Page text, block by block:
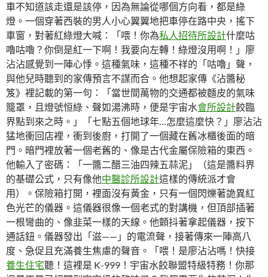
車不知道該走還是該停，因為無論從哪個方向看，都是綠
燈。一個穿著西裝的男人小心翼翼地把車停在路中央，搖下
車窗，對著紅綠燈大喊：「喂！你為私人招待所設計什麼咕
嚕咕嚕？你倒是紅一下啊！我要向左轉！綠燈沒用啊！」廖
沾沾感覺到一陣心悸。這種氣味，這種不祥的「咕嚕」聲，
與他兒時聽到的家傳預言不謀而合。他想起家傳《沾醬秘
笈》裡記載的第一句：「當世間萬物的交通都被麵皮的氣味
籠罩，且燈號恒綠、聲如湯沸時，便是宇宙水會所設計餃臨
界點到來之時。」「七點五個地球年…怎麼這麼快？」廖沾沾
猛地衝回店裡，衝到後廚，打開了一個藏在舊冰櫃後面的暗
門。暗門裡放著一個老舊的、像是古代金屬保險箱的東西。
他輸入了密碼：「一醬二醋三油四辣五蒜泥」（這是醬料界
的基礎公式，只有像他中醫診所設計這樣的傳統派才會
用）。保險箱打開，裡面沒有黃金，只有一個閃爍著詭異紅
色光芒的儀器。這儀器很像一個老式的對講機，但頂部插著
一根彎曲的、像韭菜一樣的天線。他顫抖著拿起儀器，按下
通話鈕。儀器發出「滋——」的電流聲，接著傳來一陣高八
度、急促且充滿養生焦慮的聲音。「喂！是廖沾沾嗎！快接
養生住宅聽！這裡是 K-999！宇宙水餃聯盟特級特務！你那